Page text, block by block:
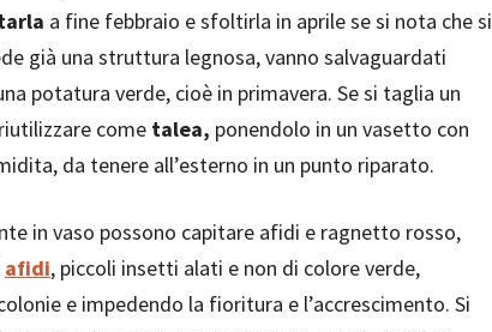
a fine febbraio e sfoltirla in aprile se si nota che si
già una struttura legnosa, vanno salvaguardati
potatura verde, cioè in primavera. Se si taglia un
come talea, ponendolo in un vasetto con
da tenere all’esterno in un punto riparato.
in vaso possono capitare afidi e ragnetto rosso,
afidi, piccoli insetti alati e non di colore verde,
e impedendo la fioritura e l’accrescimento. Si